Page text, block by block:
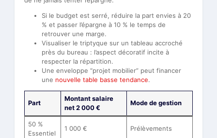
Si le budget est serré, réduire la part envies à 20
% et passer l’épargne à 10 % le temps de
retrouver une marge.
Visualiser le triptyque sur un tableau accroché
près du bureau : l’aspect décoratif incite à
respecter la répartition.
Une enveloppe “projet mobilier” peut financer
une nouvelle table basse tendance.
Part
Montant salaire
net 2 000 €
Mode de gestion
50 %
Essentiel
1 000 € Prélèvements